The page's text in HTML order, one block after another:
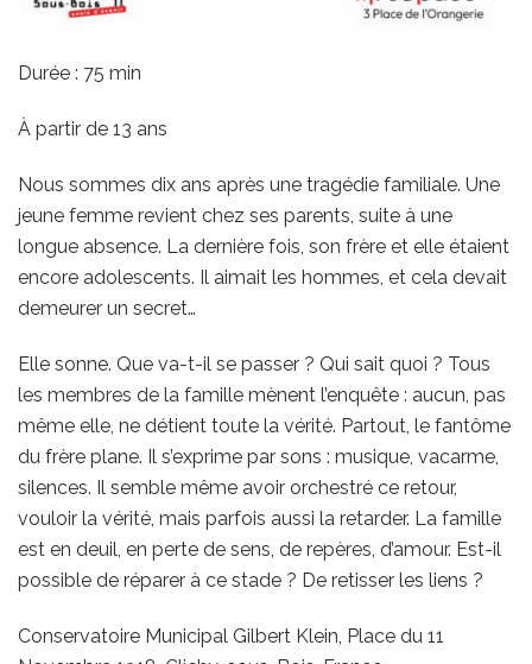
Durée : 75 min
À partir de 13 ans
Nous sommes dix ans après une tragédie familiale. Une
jeune femme revient chez ses parents, suite à une
longue absence. La dernière fois, son frère et elle étaient
encore adolescents. Il aimait les hommes, et cela devait
demeurer un secret…
Elle sonne. Que va-t-il se passer ? Qui sait quoi ? Tous
les membres de la famille mènent l’enquête : aucun, pas
même elle, ne détient toute la vérité. Partout, le fantôme
du frère plane. Il s’exprime par sons : musique, vacarme,
silences. Il semble même avoir orchestré ce retour,
vouloir la vérité, mais parfois aussi la retarder. La famille
est en deuil, en perte de sens, de repères, d’amour. Est-il
possible de réparer à ce stade ? De retisser les liens ?
Conservatoire Municipal Gilbert Klein, Place du 11